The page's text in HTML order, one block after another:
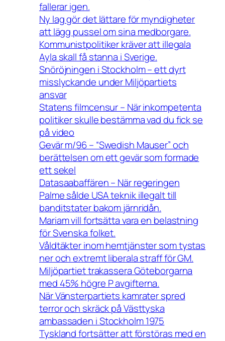
fallerar igen.
Ny lag gör det lättare för myndigheter
att lägg pussel om sina medborgare.
Kommunistpolitiker kräver att illegala
Ayla skall få stanna i Sverige.
Snöröjningen i Stockholm – ett dyrt
misslyckande under Miljöpartiets
ansvar
Statens filmcensur – När inkompetenta
politiker skulle bestämma vad du fick se
på video
Gevär m/96 – “Swedish Mauser” och
berättelsen om ett gevär som formade
ett sekel
Datasaabaffären – När regeringen
Palme sålde USA teknik illegalt till
banditstater bakom järnridån.
Mariam vill fortsätta vara en belastning
för Svenska folket.
Våldtäkter inom hemtjänster som tystas
ner och extremt liberala straff för GM.
Miljöpartiet trakassera Göteborgarna
med 45% högre P avgifterna.
När Vänsterpartiets kamrater spred
terror och skräck på Västtyska
ambassaden i Stockholm 1975
Tyskland fortsätter att förstöras med en